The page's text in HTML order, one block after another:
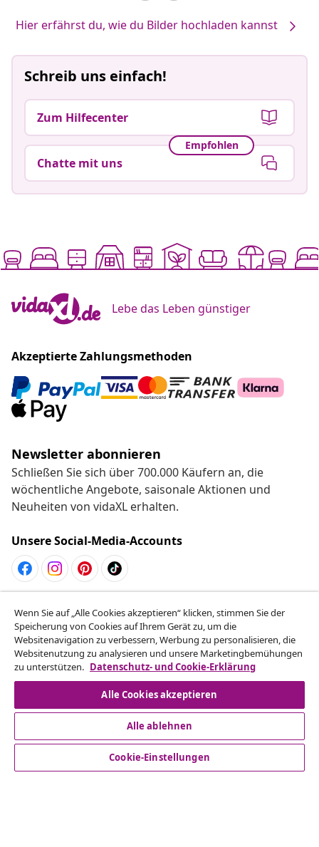
Hier erfährst du, wie du Bilder hochladen kannst
Schreib uns einfach!
Zum Hilfecenter
Empfohlen
Chatte mit uns
Lebe das Leben günstiger
Akzeptierte Zahlungsmethoden
Newsletter abonnieren
Schließen Sie sich über 700.000 Käufern an, die
wöchentliche Angebote, saisonale Aktionen und
Neuheiten von vidaXL erhalten.
Unsere Social-Media-Accounts
Vom Vertrag zurücktreten
Reiche einen Widerrufsantrag für deine Bestellung
ein.
Vom Vertrag zurücktreten
Kundenservice
Wenn Sie auf „Alle Cookies akzeptieren“ klicken, stimmen Sie der
Speicherung von Cookies auf Ihrem Gerät zu, um die
Websitenavigation zu verbessern, Werbung zu personalisieren, die
Websitenutzung zu analysieren und unsere Marketingbemühungen
zu unterstützen. Datenschutz- und Cookie-Erklärung
Alle Cookies akzeptieren
Alle ablehnen
Cookie-Einstellungen